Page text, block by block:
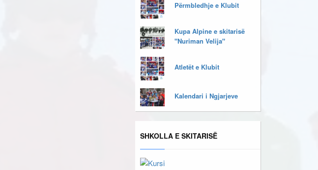
Përmbledhje e Klubit
Kupa Alpine e skitarisë
"Nuriman Velija"
Atletët e Klubit
Kalendari i Ngjarjeve
SHKOLLA E SKITARISË